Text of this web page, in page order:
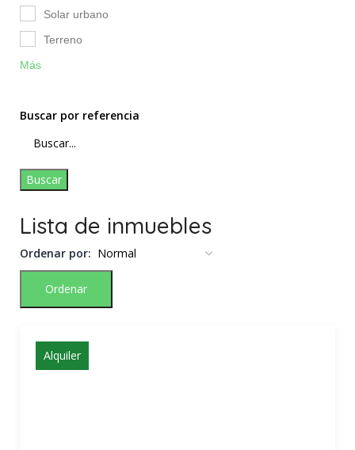
Solar urbano
Terreno
Más
Buscar por referencia
Buscar
Lista de inmuebles
Ordenar por:
Ordenar
Alquiler